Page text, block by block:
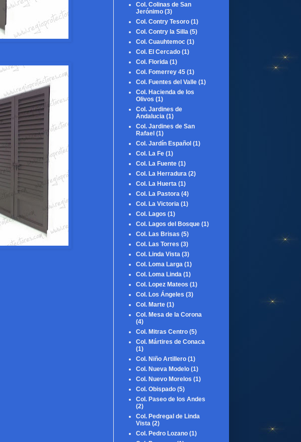
Col. Colinas de San
Jerónimo (3)
Col. Contry Tesoro (1)
Col. Contry la Silla (5)
Col. Cuauhtemoc (1)
Col. El Cercado (1)
Col. Florida (1)
Col. Fomerrey 45 (1)
Col. Fuentes del Valle (1)
Col. Hacienda de los
Olivos (1)
Col. Jardines de
Andalucia (1)
Col. Jardines de San
Rafael (1)
Col. Jardín Español (1)
Col. La Fe (1)
Col. La Fuente (1)
Col. La Herradura (2)
Col. La Huerta (1)
Col. La Pastora (4)
Col. La Victoria (1)
Col. Lagos (1)
Col. Lagos del Bosque (1)
Col. Las Brisas (5)
Col. Las Torres (3)
Col. Linda Vista (3)
Col. Loma Larga (1)
Col. Loma Linda (1)
Col. Lopez Mateos (1)
Col. Los Ángeles (3)
Col. Marte (1)
Col. Mesa de la Corona
(4)
Col. Mitras Centro (5)
Col. Mártires de Conaca
(1)
Col. Niño Artillero (1)
Col. Nueva Modelo (1)
Col. Nuevo Morelos (1)
Col. Obispado (5)
Col. Paseo de los Andes
(2)
Col. Pedregal de Linda
Vista (2)
Col. Pedro Lozano (1)